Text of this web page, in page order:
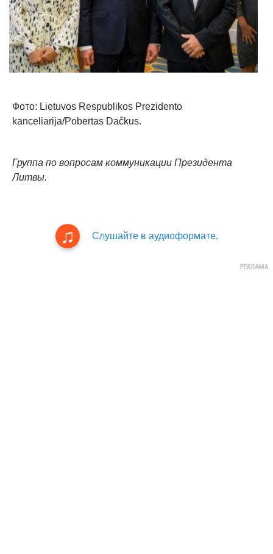
Фото: Lietuvos Respublikos Prezidento
kanceliarija/Pobertas Dačkus.
Группа по вопросам коммуникации Президента
Литвы.
Слушайте в аудиоформате.